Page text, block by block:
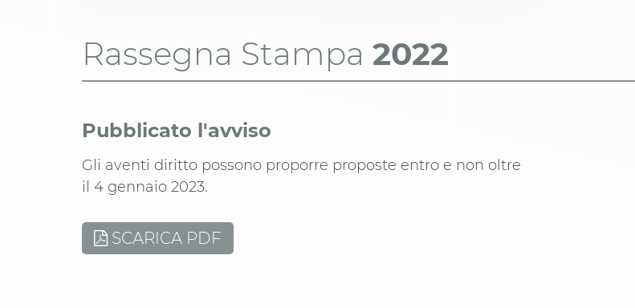
Rassegna Stampa 2022
Pubblicato l'avviso
Gli aventi diritto possono proporre proposte entro e non oltre
il 4 gennaio 2023.
SCARICA PDF